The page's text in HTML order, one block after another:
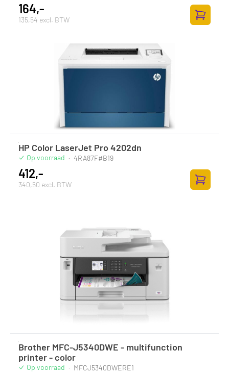
164,-
135,54 excl. BTW
HP Color LaserJet Pro 4202dn
Op voorraad · 4RA87F#B19
412,-
340,50 excl. BTW
Brother MFC-J5340DWE - multifunction
printer - color
Op voorraad · MFCJ5340DWERE1